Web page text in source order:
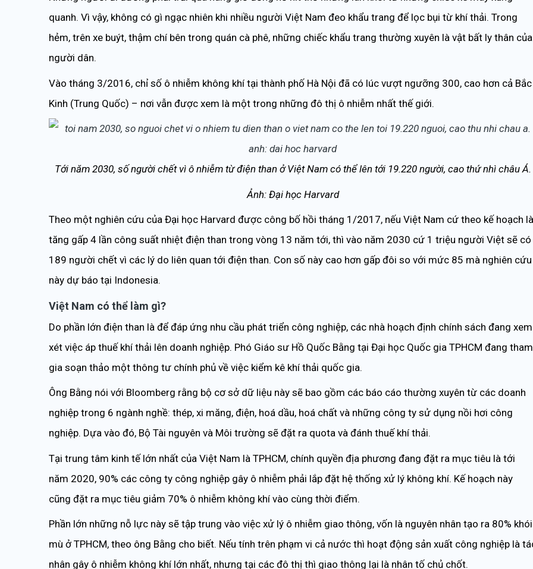
quanh. Vì vậy, không có gì ngạc nhiên khi nhiều người Việt Nam đeo khẩu trang để lọc bụi từ khí thải. Trong
hẻm, trên xe buýt, thậm chí bên trong quán cà phê, những chiếc khẩu trang thường xuyên là vật bất ly thân của
người dân.
Vào tháng 3/2016, chỉ số ô nhiễm không khí tại thành phố Hà Nội đã có lúc vượt ngưỡng 300, cao hơn cả Bắc
Kinh (Trung Quốc) – nơi vẫn được xem là một trong những đô thị ô nhiễm nhất thế giới.
Tới năm 2030, số người chết vì ô nhiễm từ điện than ở Việt Nam có thể lên tới 19.220 người, cao thứ nhì châu Á.
Ảnh: Đại học Harvard
Theo một nghiên cứu của Đại học Harvard được công bố hồi tháng 1/2017, nếu Việt Nam cứ theo kế hoạch là
tăng gấp 4 lần công suất nhiệt điện than trong vòng 13 năm tới, thì vào năm 2030 cứ 1 triệu người Việt sẽ có
189 người chết vì các lý do liên quan tới điện than. Con số này cao hơn gấp đôi so với mức 85 mà nghiên cứu
này dự báo tại Indonesia.
Việt Nam có thể làm gì?
Do phần lớn điện than là để đáp ứng nhu cầu phát triển công nghiệp, các nhà hoạch định chính sách đang xem
xét việc áp thuế khí thải lên doanh nghiệp. Phó Giáo sư Hồ Quốc Bằng tại Đại học Quốc gia TPHCM đang tham
gia soạn thảo một thông tư chính phủ về việc kiểm kê khí thải quốc gia.
Ông Bằng nói với Bloomberg rằng bộ cơ sở dữ liệu này sẽ bao gồm các báo cáo thường xuyên từ các doanh
nghiệp trong 6 ngành nghề: thép, xi măng, điện, hoá dầu, hoá chất và những công ty sử dụng nồi hơi công
nghiệp. Dựa vào đó, Bộ Tài nguyên và Môi trường sẽ đặt ra quota và đánh thuế khí thải.
Tại trung tâm kinh tế lớn nhất của Việt Nam là TPHCM, chính quyền địa phương đang đặt ra mục tiêu là tới
năm 2020, 90% các công ty công nghiệp gây ô nhiễm phải lắp đặt hệ thống xử lý không khí. Kế hoạch này
cũng đặt ra mục tiêu giảm 70% ô nhiễm không khí vào cùng thời điểm.
Phần lớn những nỗ lực này sẽ tập trung vào việc xử lý ô nhiễm giao thông, vốn là nguyên nhân tạo ra 80% khói
mù ở TPHCM, theo ông Bằng cho biết. Nếu tính trên phạm vi cả nước thì hoạt động sản xuất công nghiệp là
nhân gây ô nhiễm không khí lớn nhất, nhưng tại các đô thị thì giao thông lại là nhân tố chủ chốt.